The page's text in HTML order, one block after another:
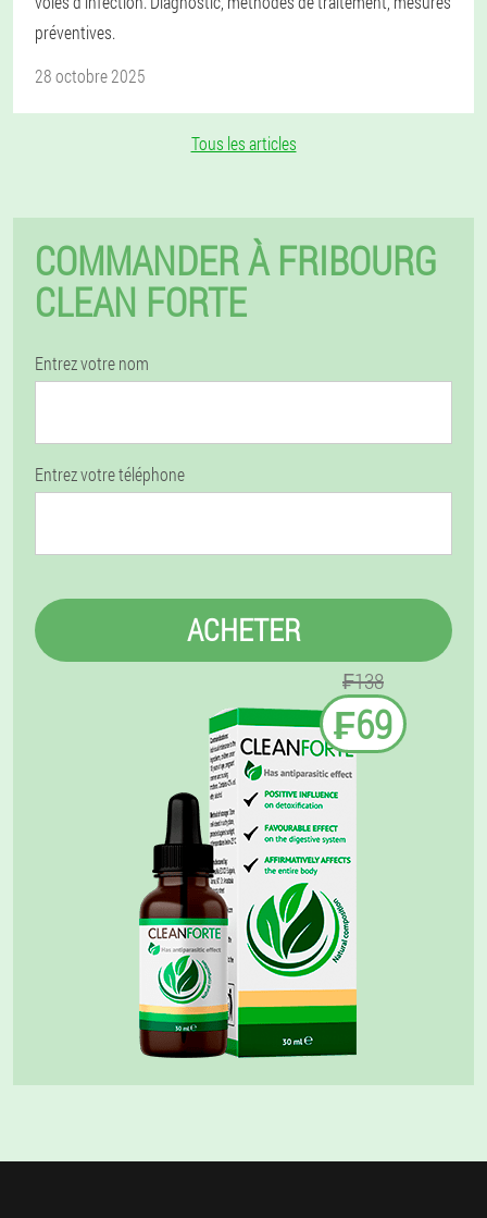
préventives.
28 octobre 2025
Tous les articles
COMMANDER À FRIBOURG
CLEAN FORTE
Entrez votre nom
Entrez votre téléphone
ACHETER
₣138
₣69